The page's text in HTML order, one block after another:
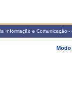
Informação e
Modo